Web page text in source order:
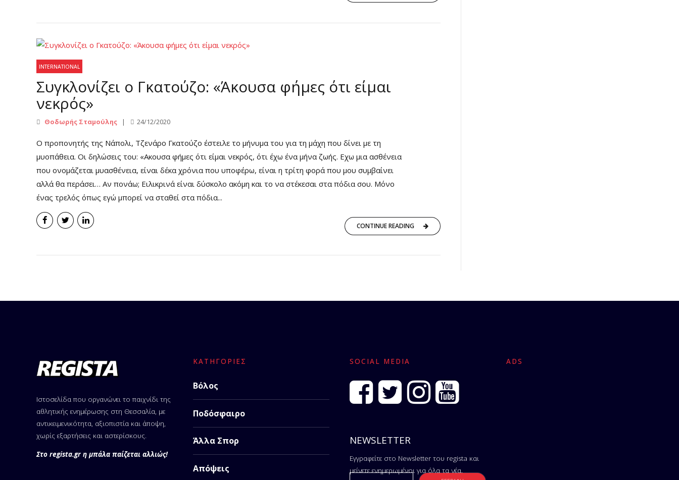
INTERNATIONAL
Συγκλονίζει ο Γκατούζο: «Άκουσα φήμες ότι είμαι
νεκρός»
Θοδωρής Σταμούλης 24/12/2020
Ο προπονητής της Νάπολι, Τζενάρο Γκατούζο έστειλε το μήνυμα του για τη μάχη που δίνει με τη
μυοπάθεια. Οι δηλώσεις του: «Ακουσα φήμες ότι είμαι νεκρός, ότι έχω ένα μήνα ζωής. Εχω μια ασθένεια
που ονομάζεται μυασθένεια, είναι δέκα χρόνια που υποφέρω, είναι η τρίτη φορά που μου συμβαίνει
αλλά θα περάσει… Αν πονάω; Ειλικρινά είναι δύσκολο ακόμη και το να στέκεσαι στα πόδια σου. Μόνο
ένας τρελός όπως εγώ μπορεί να σταθεί στα πόδια...
CONTINUE READING
Ιστοσελίδα που οργανώνει το παιχνίδι της
αθλητικής ενημέρωσης στη Θεσσαλία, με
αντικειμενικότητα, αξιοπιστία και άποψη,
χωρίς εξαρτήσεις και αστερίσκους.
Στο regista.gr η μπάλα παίζεται αλλιώς!
ΚΑΤΗΓΟΡΊΕΣ
Βόλος
Ποδόσφαιρο
Άλλα Σπορ
Απόψεις
SOCIAL MEDIA
NEWSLETTER
Εγγραφείτε στο Newsletter του regista και
μείνετε ενημερωμένοι για όλα τα νέα.
ADS